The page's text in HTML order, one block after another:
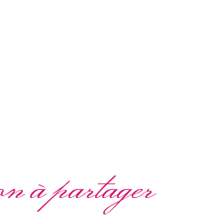
à partager